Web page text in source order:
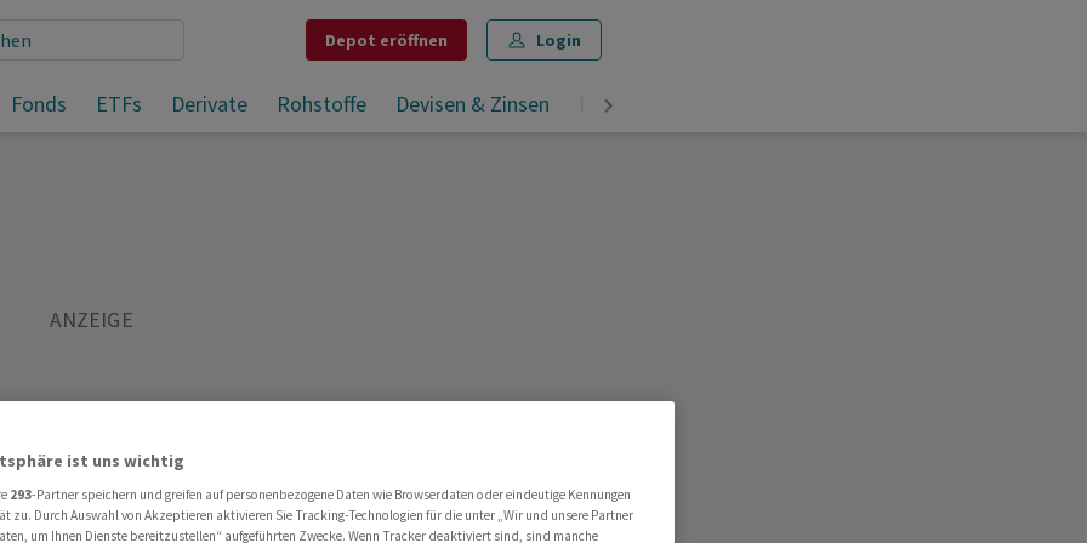
Depot eröffnen Login
Fonds ETFs Derivate Rohstoffe Devisen & Zinsen Krypto
Teilen Merken Drucken Kommentare
ist uns wichtig
293-Partner speichern und greifen auf personenbezogene Daten wie Browserdaten oder eindeutige Kennungen
zu. Durch Auswahl von Akzeptieren aktivieren Sie Tracking-Technologien für die unter „Wir und unsere Partner
um Ihnen Dienste bereitzustellen“ aufgeführten Zwecke. Wenn Tracker deaktiviert sind, sind manche